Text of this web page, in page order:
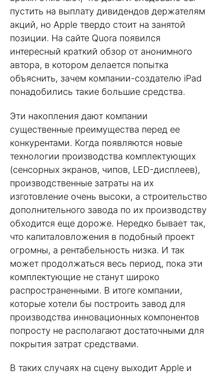
пустить на выплату дивидендов держателям
акций, но Apple твердо стоит на занятой
позиции. На сайте Quora появился
интересный краткий обзор от анонимного
автора, в котором делается попытка
объяснить, зачем компании-создателю iPad
понадобились такие большие средства.
Эти накопления дают компании
существенные преимущества перед ее
конкурентами. Когда появляются новые
технологии производства комплектующих
(сенсорных экранов, чипов, LED-дисплеев),
производственные затраты на их
изготовление очень высоки, а строительство
дополнительного завода по их производству
обходится еще дороже. Нередко бывает так,
что капиталовложения в подобный проект
огромны, а рентабельность низка. И так
может продолжаться весь период, пока эти
комплектующие не станут широко
распространенными. В итоге компании,
которые хотели бы построить завод для
производства инновационных компонентов
попросту не располагают достаточными для
покрытия затрат средствами.
В таких случаях на сцену выходит Apple и